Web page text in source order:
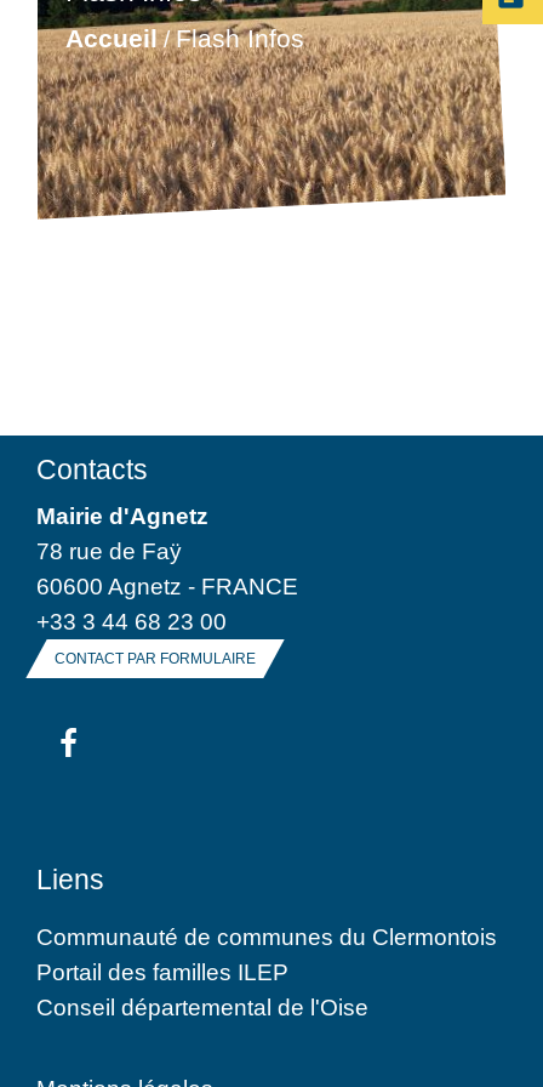
Accueil/Flash Infos
Contacts
Mairie d'Agnetz
78 rue de Faÿ
60600 Agnetz - FRANCE
+33 3 44 68 23 00
CONTACT PAR FORMULAIRE
Liens
Communauté de communes du Clermontois
Portail des familles ILEP
Conseil départemental de l'Oise